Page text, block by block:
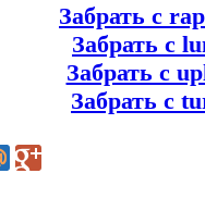
Забрать с
Забрать с
Забрать с
Забрать с